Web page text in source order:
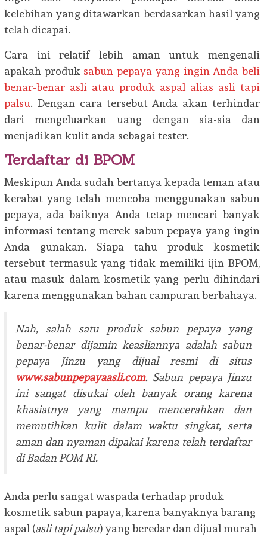
kelebihan yang ditawarkan berdasarkan hasil yang
telah dicapai.
Cara ini relatif lebih aman untuk mengenali
apakah produk sabun pepaya yang ingin Anda beli
benar-benar asli atau produk aspal alias asli tapi
palsu. Dengan cara tersebut Anda akan terhindar
dari mengeluarkan uang dengan sia-sia dan
menjadikan kulit anda sebagai tester.
Terdaftar di BPOM
Meskipun Anda sudah bertanya kepada teman atau
kerabat yang telah mencoba menggunakan sabun
pepaya, ada baiknya Anda tetap mencari banyak
informasi tentang merek sabun pepaya yang ingin
Anda gunakan. Siapa tahu produk kosmetik
tersebut termasuk yang tidak memiliki ijin BPOM,
atau masuk dalam kosmetik yang perlu dihindari
karena menggunakan bahan campuran berbahaya.
Nah, salah satu produk sabun pepaya yang
benar-benar dijamin keasliannya adalah sabun
pepaya Jinzu yang dijual resmi di situs
www.sabunpepayaasli.com. Sabun pepaya Jinzu
ini sangat disukai oleh banyak orang karena
khasiatnya yang mampu mencerahkan dan
memutihkan kulit dalam waktu singkat, serta
aman dan nyaman dipakai karena telah terdaftar
di Badan POM RI.
Anda perlu sangat waspada terhadap produk
kosmetik sabun papaya, karena banyaknya barang
aspal (asli tapi palsu) yang beredar dan dijual murah